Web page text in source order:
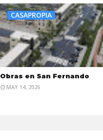
CASAPROPIA
Obras en San Fernando
MAY 14, 2026